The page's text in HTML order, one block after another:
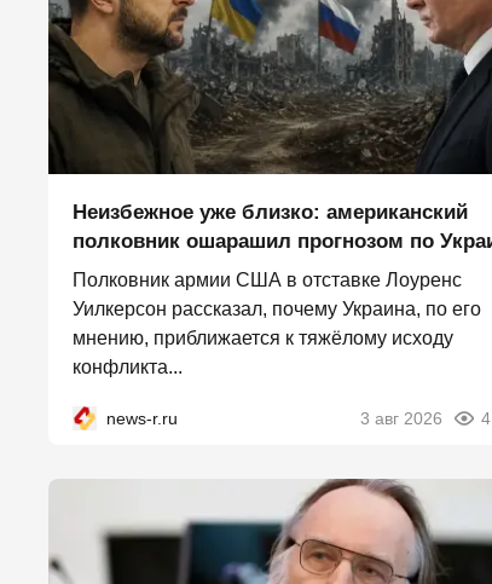
Неизбежное уже близко: американский
полковник ошарашил прогнозом по
Полковник армии США в отставке Лоуренс
Уилкерсон рассказал, почему Украина, по его
мнению, приближается к тяжёлому исходу
конфликта...
news-r.ru 3 авг 2026